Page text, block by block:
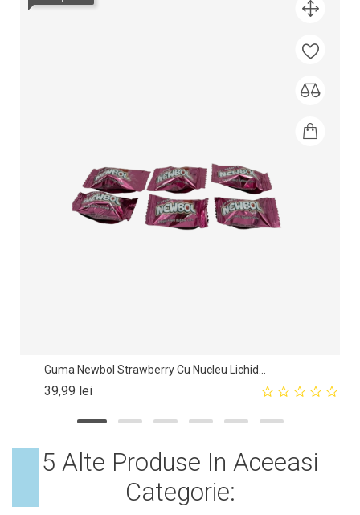
Guma Newbol Strawberry Cu Nucleu Lichid...
39,99 leiPret
5 Alte Produse In Aceeasi
Categorie: